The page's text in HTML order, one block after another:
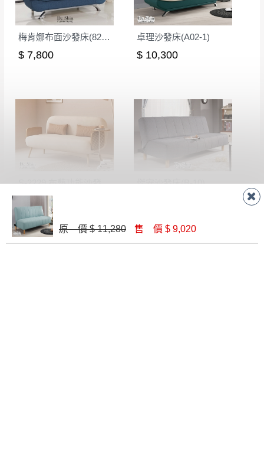
梅肯娜布面沙發床(821-1133-18)
$ 7,800
卓理沙發床(A02-1)
$ 10,300
S-2229 布藝功能沙發三人位(原木色)
$ 23,350
傑安沙發床(B-10)
原 價 $ 11,280 售 價 $ 9,020